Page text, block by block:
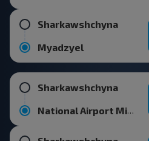
Sharkawshchyna
Myadzyel
Sharkawshchyna
National Airport Minsk